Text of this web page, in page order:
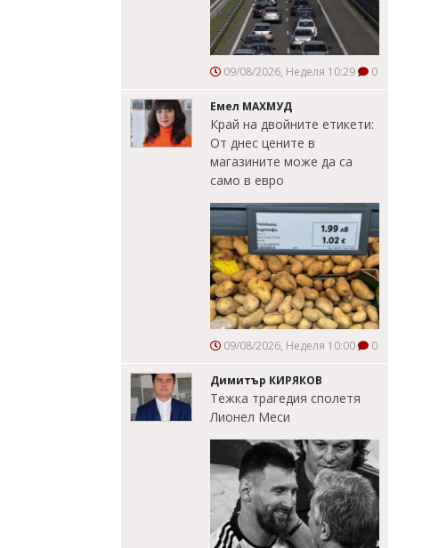
09/08/2026, Неделя 10:29 0
Емел МАХМУД
Край на двойните етикети:
От днес цените в
магазините може да са
само в евро
09/08/2026, Неделя 10:00 0
Димитър КИРЯКОВ
Тежка трагедия сполетя
Лионел Меси